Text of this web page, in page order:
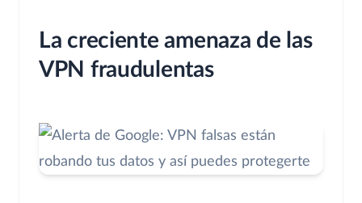
La creciente amenaza de las
VPN fraudulentas